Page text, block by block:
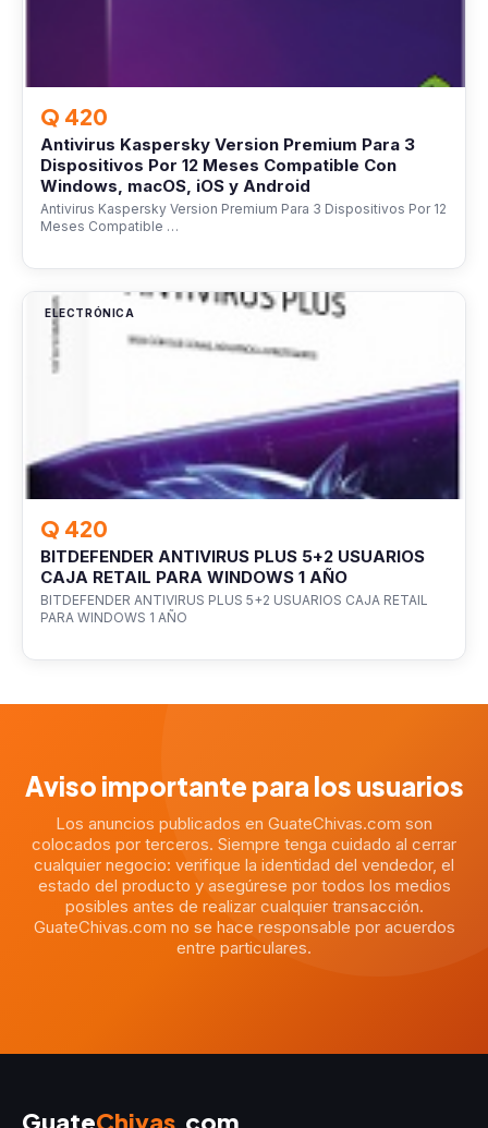
Q 420
Antivirus Kaspersky Version Premium Para 3
Dispositivos Por 12 Meses Compatible Con
Windows, macOS, iOS y Android
Antivirus Kaspersky Version Premium Para 3 Dispositivos Por 12
Meses Compatible …
ELECTRÓNICA
Q 420
BITDEFENDER ANTIVIRUS PLUS 5+2 USUARIOS
CAJA RETAIL PARA WINDOWS 1 AÑO
BITDEFENDER ANTIVIRUS PLUS 5+2 USUARIOS CAJA RETAIL
PARA WINDOWS 1 AÑO
Aviso importante para los usuarios
Los anuncios publicados en GuateChivas.com son
colocados por terceros. Siempre tenga cuidado al cerrar
cualquier negocio: verifique la identidad del vendedor, el
estado del producto y asegúrese por todos los medios
posibles antes de realizar cualquier transacción.
GuateChivas.com no se hace responsable por acuerdos
entre particulares.
GuateChivas .com